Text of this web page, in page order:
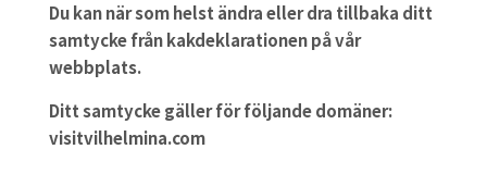
Du kan när som helst ändra eller dra tillbaka ditt
samtycke från kakdeklarationen på vår
webbplats.
Ditt samtycke gäller för följande domäner:
visitvilhelmina.com